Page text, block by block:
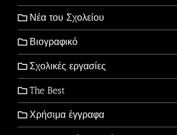
Νέα του Σχολείου
Βιογραφικό
Σχολικές εργασίες
The Best
Χρήσιμα έγγραφα